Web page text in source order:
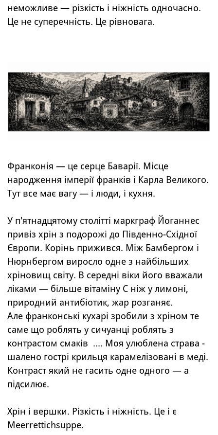
неможливе — різкість і ніжність одночасно.
Це не суперечність. Це рівновага.
Франконія — це серце Баварії. Місце
народження імперії франків і Карла Великого.
Тут все має вагу — і люди, і кухня.
У п'ятнадцятому столітті маркграф Йоганнес
привіз хрін з подорожі до Південно-Східної
Європи. Корінь прижився. Між Бамбергом і
Нюрнбергом виросло одне з найбільших
хріновищ світу. В середні віки його вважали
ліками — більше вітаміну С ніж у лимоні,
природний антибіотик, жар розганяє.
Але франконські кухарі зробили з хріном те
саме що роблять у сичуанці роблять з
контрастом смаків .... Моя улюблена страва -
шалено гострі крильця карамелізовані в меді.
Контраст який не гасить одне одного — а
підсилює.
Хрін і вершки. Різкість і ніжність. Це і є
Meerrettichsuppe.